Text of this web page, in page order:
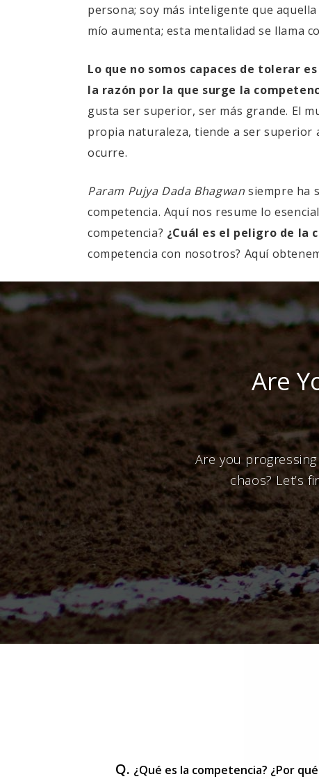
persona; soy más inteligente que
mío aumenta; esta mentalidad se llama
​Lo que no somos capaces de tolerar
la razón por la que surge la
gusta ser superior, ser más grande. El
propia naturaleza, tiende a ser superior
ocurre.
Param Pujya Dada Bhagwan siempre ha
competencia. Aquí nos resume lo
competencia? ¿Cuál es el peligro de la
competencia con nosotros? Aquí
Are
Are you
chaos? Let’s
Q. ¿Qué es la competencia? ¿Por